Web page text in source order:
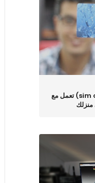
توصل ببطاقة هاتفية دولية (sim card) تعمل مع
منزلك